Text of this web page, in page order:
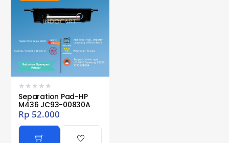
★ ★ ★ ★ ★
Separation Pad-HP
M436 JC93-00830A
Rp 52.000